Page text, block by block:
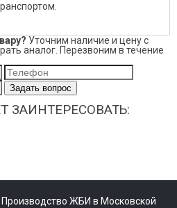
Уточним наличие и цену с
аналог. Перезвоним в течение
Задать вопрос
ЗАИНТЕРЕСОВАТЬ:
ЖБИ в Московской